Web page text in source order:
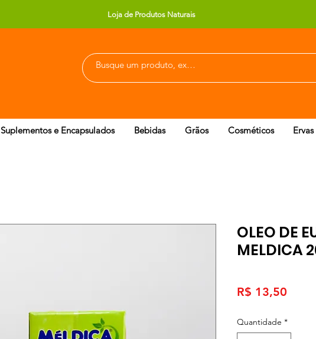
Loja de Produtos Naturais
Suplementos e Encapsulados Bebidas Grãos Cosméticos
OLEO DE
MELDICA
R$ 13,50
Quantidade *